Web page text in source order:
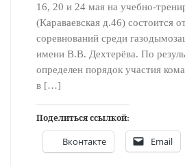
16, 20 и 24 мая на учебно-
(Караваевская д.46) состоится
соревнований среди
имени В.В. Дехтерёва. По
определен порядок участия
в […]
Поделиться ссылкой:
Вконтакте Email